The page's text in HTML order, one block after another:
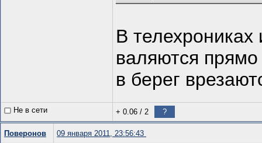
В
валяются
в берег
Не в сети + 0.06 / 2 ?
Поверонов 09 января 2011, 23:56:43